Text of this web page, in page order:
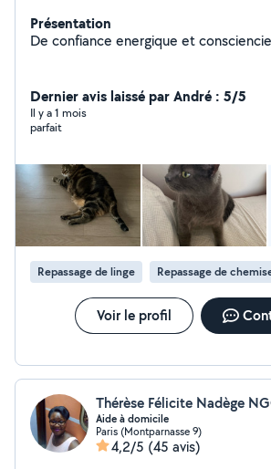
Présentation
De confiance energique et
Dernier avis laissé par André : 5/5
Il y a 1 mois
parfait
Repassage de linge Repassage de
Voir le profil
Thérèse Félicite Nadège
Aide à domicile
Paris (Montparnasse 9)
4,2/5 (45 avis)